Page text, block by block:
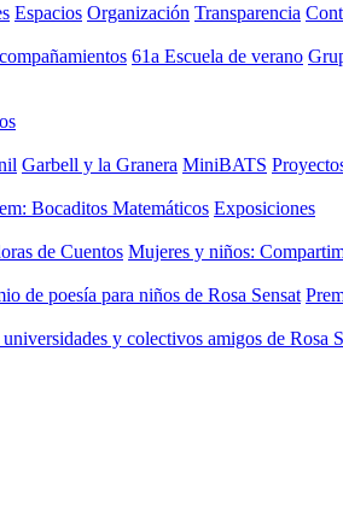
Espacios Organización Transparencia
61a Escuela de verano
Garbell y la Granera MiniBATS
Bocaditos Matemáticos Exposiciones
de Cuentos Mujeres y niños:
de poesía para niños de Rosa Sensat
universidades y colectivos amigos de Rosa